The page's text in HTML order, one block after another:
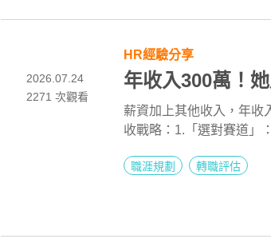
2026.07.24
2271 次觀看
HR經驗分享
年收入300萬！
薪資加上其他收入，年收
收戰略：1.「選對賽道」
「找到樣版人物」：透過
職涯規劃 轉職評估